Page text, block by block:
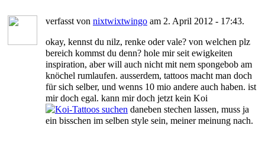
verfasst von nixtwixtwingo am 2. April 2012 - 17:43.
okay, kennst du nilz, renke oder vale? von welchen plz
bereich kommst du denn? hole mir seit ewigkeiten
inspiration, aber will auch nicht mit nem spongebob am
knöchel rumlaufen. ausserdem, tattoos macht man doch
für sich selber, und wenns 10 mio andere auch haben. ist
mir doch egal. kann mir doch jetzt kein Koi
daneben stechen lassen, muss ja
ein bisschen im selben style sein, meiner meinung nach.